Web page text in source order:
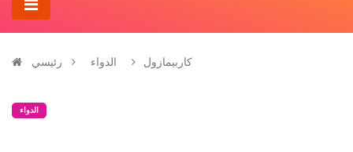
رئيسي الدواء كاربيمازول
الدواء